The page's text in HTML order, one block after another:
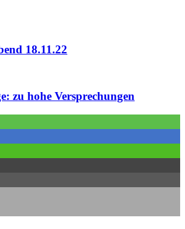
18.11.22
zu hohe Versprechungen